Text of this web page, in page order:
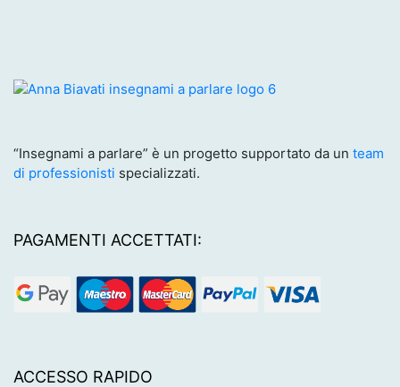
“Insegnami a parlare” è un progetto supportato da un team
di professionisti specializzati.
PAGAMENTI ACCETTATI:
ACCESSO RAPIDO